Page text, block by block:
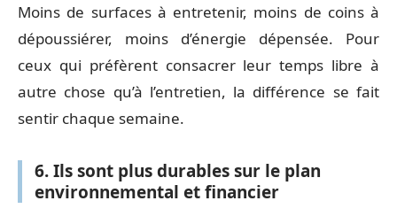
Moins de surfaces à entretenir, moins de coins à
dépoussiérer, moins d’énergie dépensée. Pour
ceux qui préfèrent consacrer leur temps libre à
autre chose qu’à l’entretien, la différence se fait
sentir chaque semaine.
6. Ils sont plus durables sur le plan
environnemental et financier